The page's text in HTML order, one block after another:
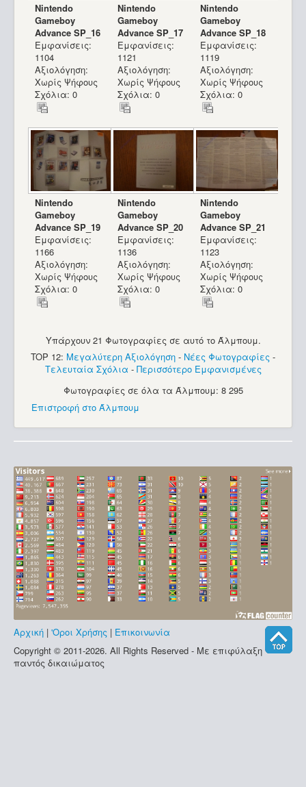
Nintendo
Gameboy
Advance SP_16
Εμφανίσεις:
1104
Αξιολόγηση:
Χωρίς Ψήφους
Σχόλια: 0
Nintendo
Gameboy
Advance SP_17
Εμφανίσεις:
1121
Αξιολόγηση:
Χωρίς Ψήφους
Σχόλια: 0
Nintendo
Gameboy
Advance SP_18
Εμφανίσεις:
1119
Αξιολόγηση:
Χωρίς Ψήφους
Σχόλια: 0
Nintendo
Gameboy
Advance SP_19
Εμφανίσεις:
1166
Αξιολόγηση:
Χωρίς Ψήφους
Σχόλια: 0
Nintendo
Gameboy
Advance SP_20
Εμφανίσεις:
1136
Αξιολόγηση:
Χωρίς Ψήφους
Σχόλια: 0
Nintendo
Gameboy
Advance SP_21
Εμφανίσεις:
1123
Αξιολόγηση:
Χωρίς Ψήφους
Σχόλια: 0
Υπάρχουν 21 Φωτογραφίες σε αυτό το Άλμπουμ.
TOP 12: Μεγαλύτερη Αξιολόγηση - Νέες Φωτογραφίες -
Τελευταία Σχόλια - Περισσότερο Εμφανισμένες
Φωτογραφίες σε όλα τα Άλμπουμ: 8 295
Επιστροφή στο Άλμπουμ
Αρχική | 'Οροι Χρήσης | Επικοινωνία
Copyright © 2011-2026. All Rights Reserved - Με επιφύλαξη
παντός δικαιώματος